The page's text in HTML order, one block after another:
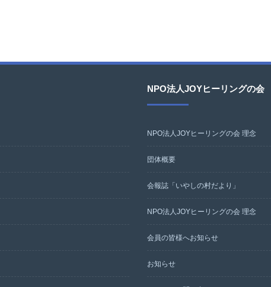
NPO法人JOYヒーリングの会
NPO法人JOYヒーリングの会 理念
団体概要
会報誌「いやしの村だより」
NPO法人JOYヒーリングの会 理念
会員の皆様へお知らせ
お知らせ